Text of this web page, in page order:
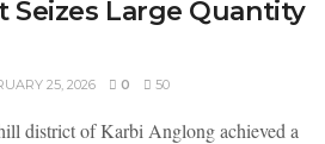
Seizes Large Quantity
25, 2026 0 50
district of Karbi Anglong achieved a